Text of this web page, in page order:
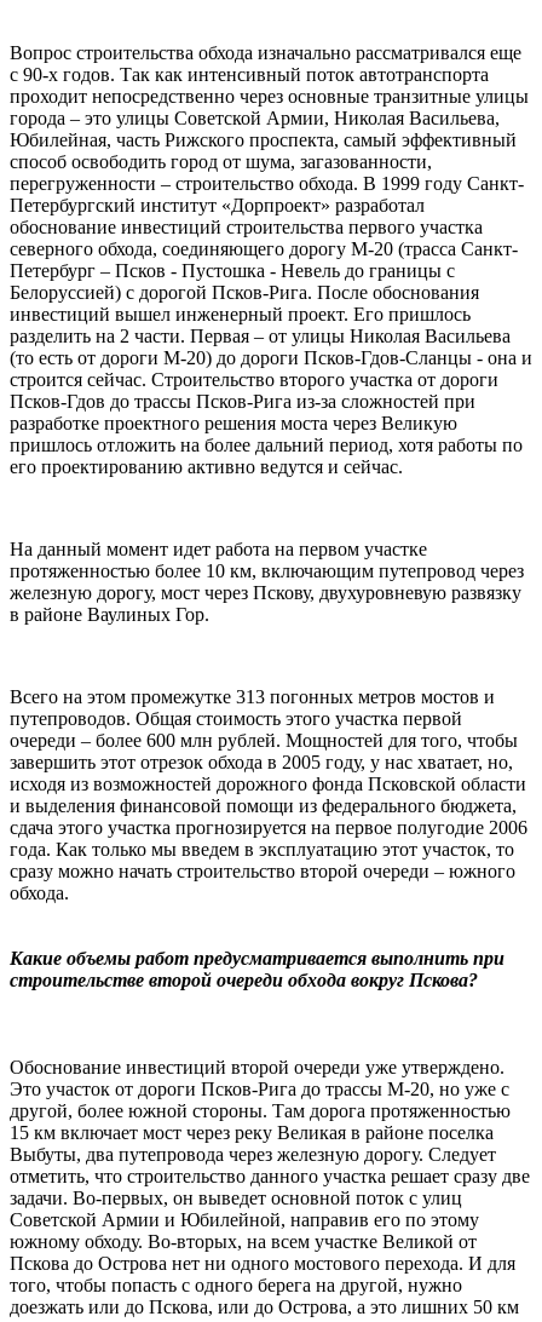
Вопрос строительства обхода изначально рассматривался еще
с 90-х годов. Так как интенсивный поток автотранспорта
проходит непосредственно через основные транзитные улицы
города – это улицы Советской Армии, Николая Васильева,
Юбилейная, часть Рижского проспекта, самый эффективный
способ освободить город от шума, загазованности,
перегруженности – строительство обхода. В 1999 году Санкт-
Петербургский институт «Дорпроект» разработал
обоснование инвестиций строительства первого участка
северного обхода, соединяющего дорогу М-20 (трасса Санкт-
Петербург – Псков - Пустошка - Невель до границы с
Белоруссией) с дорогой Псков-Рига. После обоснования
инвестиций вышел инженерный проект. Его пришлось
разделить на 2 части. Первая – от улицы Николая Васильева
(то есть от дороги М-20) до дороги Псков-Гдов-Сланцы - она и
строится сейчас. Строительство второго участка от дороги
Псков-Гдов до трассы Псков-Рига из-за сложностей при
разработке проектного решения моста через Великую
пришлось отложить на более дальний период, хотя работы по
его проектированию активно ведутся и сейчас.
На данный момент идет работа на первом участке
протяженностью более 10 км, включающим путепровод через
железную дорогу, мост через Пскову, двухуровневую развязку
в районе Ваулиных Гор.
Всего на этом промежутке 313 погонных метров мостов и
путепроводов. Общая стоимость этого участка первой
очереди – более 600 млн рублей. Мощностей для того, чтобы
завершить этот отрезок обхода в 2005 году, у нас хватает, но,
исходя из возможностей дорожного фонда Псковской области
и выделения финансовой помощи из федерального бюджета,
сдача этого участка прогнозируется на первое полугодие 2006
года. Как только мы введем в эксплуатацию этот участок, то
сразу можно начать строительство второй очереди – южного
обхода.
Какие объемы работ предусматривается выполнить при
строительстве второй очереди обхода вокруг Пскова?
Обоснование инвестиций второй очереди уже утверждено.
Это участок от дороги Псков-Рига до трассы М-20, но уже с
другой, более южной стороны. Там дорога протяженностью
15 км включает мост через реку Великая в районе поселка
Выбуты, два путепровода через железную дорогу. Следует
отметить, что строительство данного участка решает сразу две
задачи. Во-первых, он выведет основной поток с улиц
Советской Армии и Юбилейной, направив его по этому
южному обходу. Во-вторых, на всем участке Великой от
Пскова до Острова нет ни одного мостового перехода. И для
того, чтобы попасть с одного берега на другой, нужно
доезжать или до Пскова, или до Острова, а это лишних 50 км